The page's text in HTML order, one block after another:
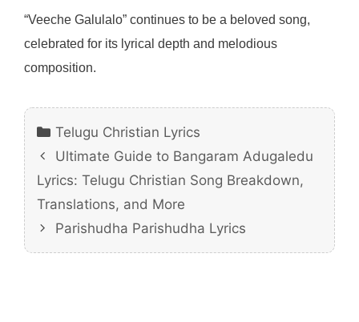
“Veeche Galulalo” continues to be a beloved song,
celebrated for its lyrical depth and melodious
composition.
Categories
Telugu Christian Lyrics
Ultimate Guide to Bangaram Adugaledu
Lyrics: Telugu Christian Song Breakdown,
Translations, and More
Parishudha Parishudha Lyrics